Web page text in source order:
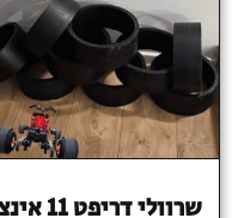
שרוולי דריפט 11 אינצ'